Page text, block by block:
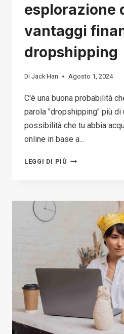
esplorazione
vantaggi
dropshipping
Di Jack Han Agosto 1, 2024
C'è una buona probabilità
parola "dropshipping" più di
possibilità che tu abbia
online in base a...
LEGGI DI PIÙ BASSO
RICOMPENSA:
ESPLORAZIONE
VANTAGGI
FINANZIARI
DEL
DROPSHIPPING